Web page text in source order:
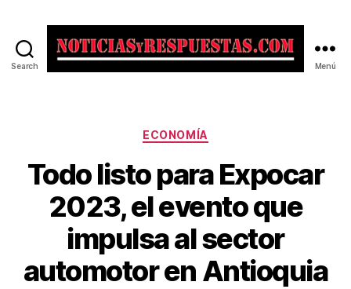
Search Menú
Categorías
ECONOMÍA
Todo listo para Expocar
2023, el evento que
impulsa al sector
automotor en Antioquia